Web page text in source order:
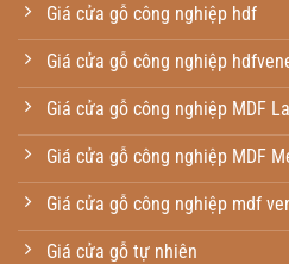
Giá cửa gỗ công nghiệp hdf
Giá cửa gỗ công nghiệp
Giá cửa gỗ công nghiệp MDF
Giá cửa gỗ công nghiệp MDF
Giá cửa gỗ công nghiệp mdf
Giá cửa gỗ tự nhiên